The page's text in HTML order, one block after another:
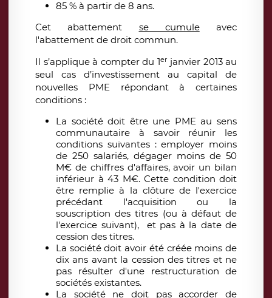
85 % à partir de 8 ans.
Cet abattement se cumuleavec
l'abattement de droit commun.
Il s’applique à compter du 1er janvier 2013 au
seul cas d’investissement au capital de
nouvelles PME répondant à certaines
conditions :
La société doit être une PME au sens
communautaire à savoir réunir les
conditions suivantes : employer moins
de 250 salariés, dégager moins de 50
M€ de chiffres d'affaires, avoir un bilan
inférieur à 43 M€. Cette condition doit
être remplie à la clôture de l'exercice
précédant l'acquisition ou la
souscription des titres (ou à défaut de
l'exercice suivant), et pas à la date de
cession des titres.
La société doit avoir été créée moins de
dix ans avant la cession des titres et ne
pas résulter d'une restructuration de
sociétés existantes.
La société ne doit pas accorder de